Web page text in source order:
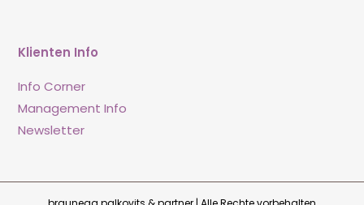
Klienten Info
Info Corner
Management Info
Newsletter